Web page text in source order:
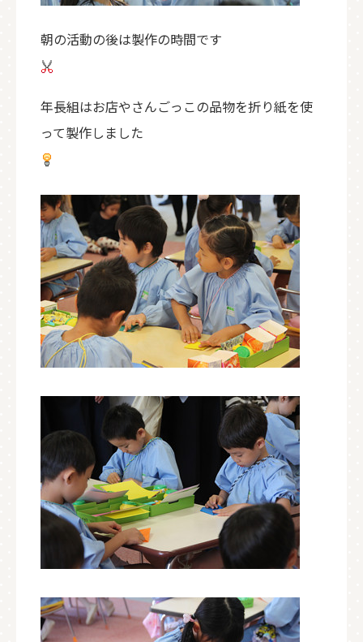
朝の活動の後は製作の時間です
年長組はお店やさんごっこの品物を折り紙を使
って製作しました